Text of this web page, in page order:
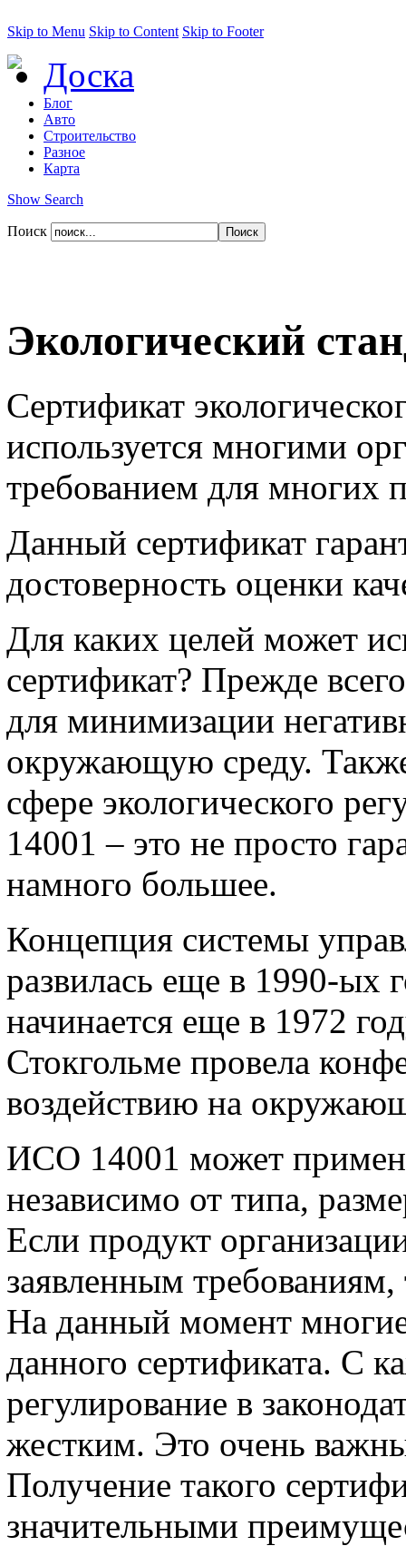
Skip to Menu Skip to Content Skip to Footer
Доска
Блог
Авто
Строительство
Разное
Карта
Show Search
Поиск
Экологический
Сертификат
используется многими
требованием для многих
Данный сертификат
достоверность оценки
Для каких целей может
сертификат? Прежде
для минимизации
окружающую среду.
сфере экологического
14001 – это не просто
намного большее.
Концепция системы
развилась еще в 1990-ых
начинается еще в 1972
Стокгольме провела
воздействию на
ИСО 14001 может
независимо от типа,
Если продукт
заявленным требованиям,
На данный момент
данного сертификата. С
регулирование в
жестким. Это очень
Получение такого
значительными